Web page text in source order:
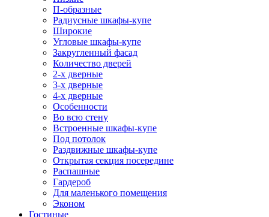
П-образные
Радиусные шкафы-купе
Широкие
Угловые шкафы-купе
Закругленный фасад
Количество дверей
2-х дверные
3-х дверные
4-х дверные
Особенности
Во всю стену
Встроенные шкафы-купе
Под потолок
Раздвижные шкафы-купе
Открытая секция посередине
Распашные
Гардероб
Для маленького помещения
Эконом
Гостиные